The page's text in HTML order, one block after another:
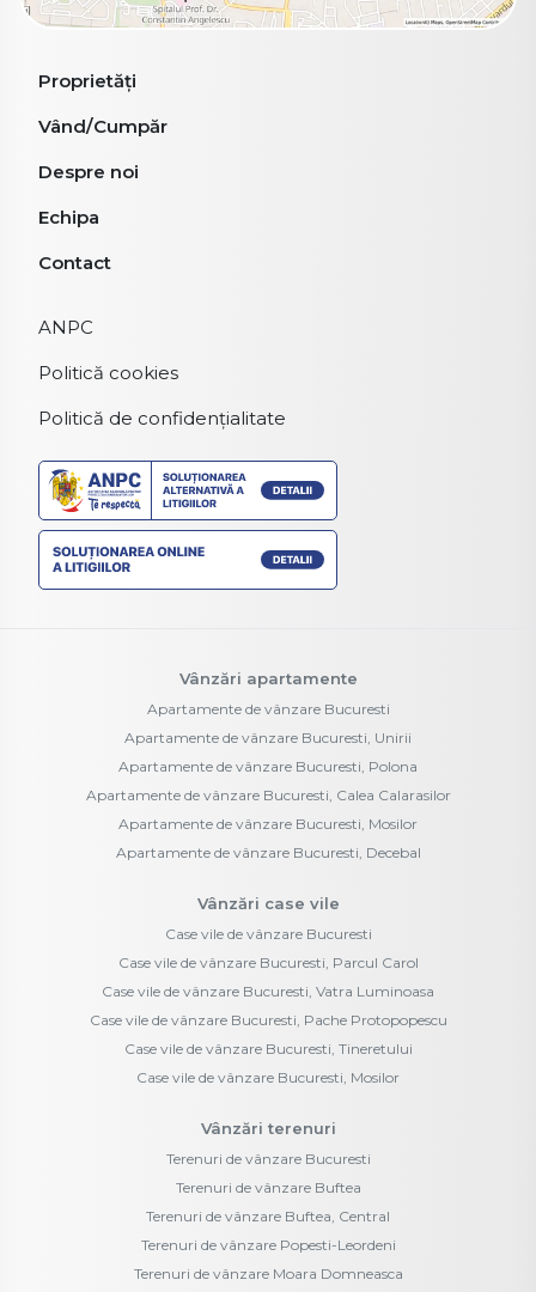
Proprietăți
Vând/Cumpăr
Despre noi
Echipa
Contact
ANPC
Politică cookies
Politică de confidențialitate
Vânzări apartamente
Apartamente de vânzare Bucuresti
Apartamente de vânzare Bucuresti, Unirii
Apartamente de vânzare Bucuresti, Polona
Apartamente de vânzare Bucuresti, Calea Calarasilor
Apartamente de vânzare Bucuresti, Mosilor
Apartamente de vânzare Bucuresti, Decebal
Vânzări case vile
Case vile de vânzare Bucuresti
Case vile de vânzare Bucuresti, Parcul Carol
Case vile de vânzare Bucuresti, Vatra Luminoasa
Case vile de vânzare Bucuresti, Pache Protopopescu
Case vile de vânzare Bucuresti, Tineretului
Case vile de vânzare Bucuresti, Mosilor
Vânzări terenuri
Terenuri de vânzare Bucuresti
Terenuri de vânzare Buftea
Terenuri de vânzare Buftea, Central
Terenuri de vânzare Popesti-Leordeni
Terenuri de vânzare Moara Domneasca